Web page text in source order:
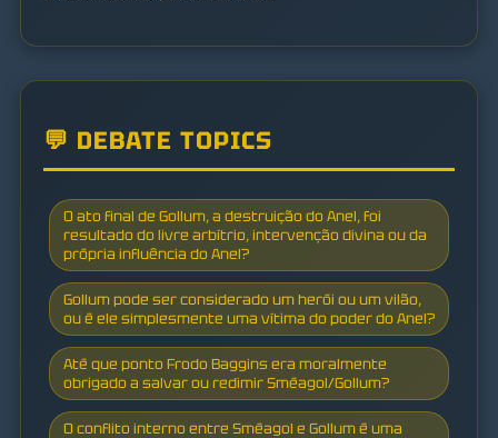
💬 DEBATE TOPICS
O ato final de Gollum, a destruição do Anel, foi
resultado do livre arbítrio, intervenção divina ou da
própria influência do Anel?
Gollum pode ser considerado um herói ou um vilão,
ou é ele simplesmente uma vítima do poder do Anel?
Até que ponto Frodo Baggins era moralmente
obrigado a salvar ou redimir Sméagol/Gollum?
O conflito interno entre Sméagol e Gollum é uma